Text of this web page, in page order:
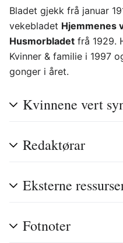
Bladet gjekk frå januar
vekebladet Hjemmenes
Husmorbladet frå 1929.
Kvinner & familie i 1997
gonger i året.
Kvinnene vert
Redaktørar
Eksterne
Fotnoter